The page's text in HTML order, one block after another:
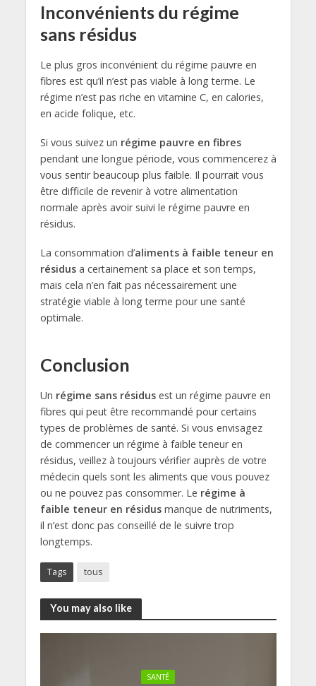
Inconvénients du régime
sans résidus
Le plus gros inconvénient du régime pauvre en
fibres est qu’il n’est pas viable à long terme. Le
régime n’est pas riche en vitamine C, en calories,
en acide folique, etc.
Si vous suivez un régime pauvre en fibres
pendant une longue période, vous commencerez à
vous sentir beaucoup plus faible. Il pourrait vous
être difficile de revenir à votre alimentation
normale après avoir suivi le régime pauvre en
résidus.
La consommation d’aliments à faible teneur en
résidus a certainement sa place et son temps,
mais cela n’en fait pas nécessairement une
stratégie viable à long terme pour une santé
optimale.
Conclusion
Un régime sans résidusest un régime pauvre en
fibres qui peut être recommandé pour certains
types de problèmes de santé. Si vous envisagez
de commencer un régime à faible teneur en
résidus, veillez à toujours vérifier auprès de votre
médecin quels sont les aliments que vous pouvez
ou ne pouvez pas consommer. Le régime à
faible teneur en résidusmanque de nutriments,
il n’est donc pas conseillé de le suivre trop
longtemps.
Tags tous
You may also like
SANTÉ